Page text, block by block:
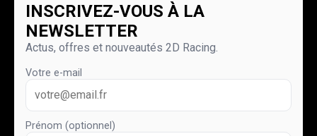
INSCRIVEZ-VOUS À LA
NEWSLETTER
Actus, offres et nouveautés 2D Racing.
Votre e-mail
Prénom (optionnel)